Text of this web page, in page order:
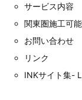
サービス内容
関東圏施工可
お問い合わせ
リンク
INKサイト集-